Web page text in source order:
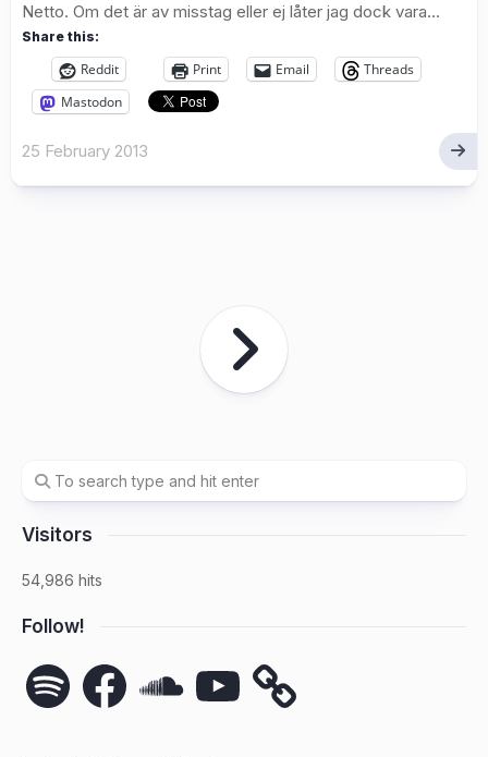
Netto. Om det är av misstag eller ej låter jag dock vara...
Share this:
Reddit Print Email
Threads
Mastodon
25 February 2013
Visitors
54,986 hits
Follow!
Spotify FacebookSoundCloudYouTube